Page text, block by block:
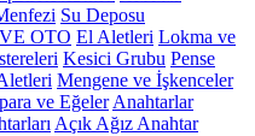
Su Deposu
OTO El Aletleri Lokma ve
Kesici Grubu Pense
Mengene ve İşkenceler
ve Eğeler Anahtarlar
Açık Ağız Anahtar